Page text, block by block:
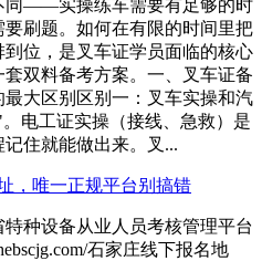
同——实操练车需要有足够的时
要刷题。如何在有限的时间里把
位，是叉车证学员面临的核心
双料备考方案。一、叉车证备
大区别区别一：叉车实操和汽
电工证实操（接线、急救）是
住就能做出来。叉...
，唯一正规平台别搞错
种设备从业人员考核管理平台
石家庄线下报名地